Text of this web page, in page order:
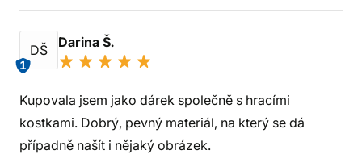
DŠ
1
Darina Š.
Kupovala jsem jako dárek společně s hracími
kostkami. Dobrý, pevný materiál, na který se dá
případně našít i nějaký obrázek.